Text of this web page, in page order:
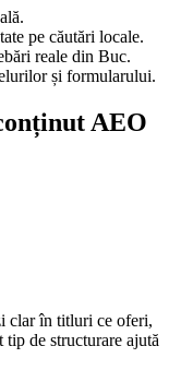
pe căutări locale.
reale din Buc.
și formularului.
AEO
clar în titluri ce oferi,
tip de structurare ajută